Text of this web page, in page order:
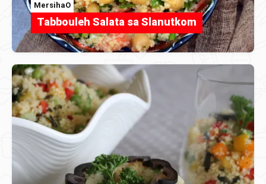
MersihaO
Tabbouleh Salata sa Slanutkom